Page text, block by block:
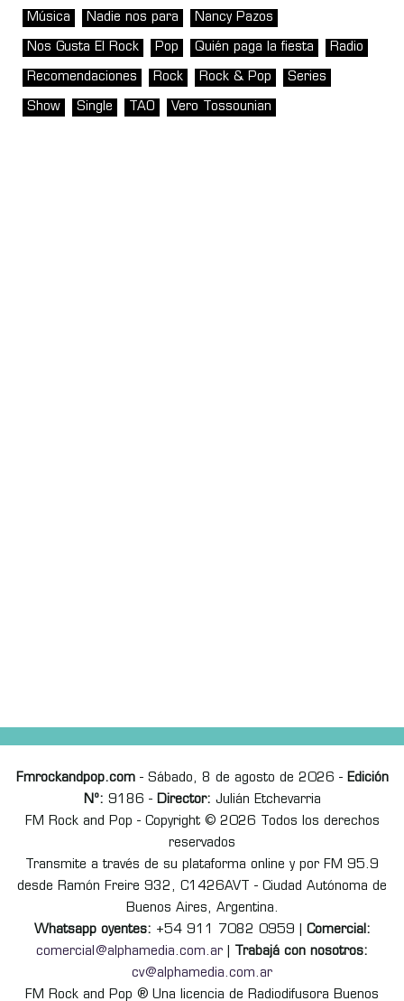
Música Nadie nos para Nancy Pazos
Nos Gusta El Rock Pop Quién paga la fiesta Radio
Recomendaciones Rock Rock & Pop Series
Show Single TAO Vero Tossounian
Fmrockandpop.com- Sábado, 8 de agosto de 2026 - Edición
Nº: 9186 - Director: Julián Etchevarria
FM Rock and Pop - Copyright © 2026 Todos los derechos
reservados
Transmite a través de su plataforma online y por FM 95.9
desde Ramón Freire 932, C1426AVT - Ciudad Autónoma de
Buenos Aires, Argentina.
Whatsapp oyentes: +54 911 7082 0959 | Comercial:
comercial@alphamedia.com.ar
Trabajá con nosotros:
cv@alphamedia.com.ar
FM Rock and Pop ® Una licencia de Radiodifusora Buenos